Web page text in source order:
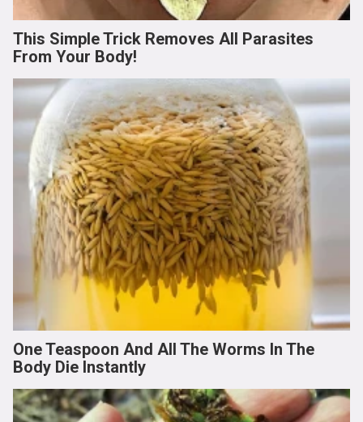
This Simple Trick Removes All Parasites
From Your Body!
One Teaspoon And All The Worms In The
Body Die Instantly